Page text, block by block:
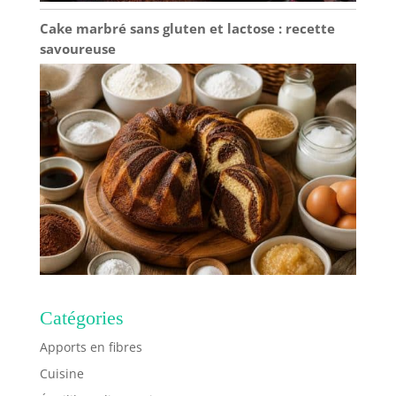
vanité, le comptoir.
Cake marbré sans gluten et lactose : recette
savoureuse
Catégories
Apports en fibres
Cuisine